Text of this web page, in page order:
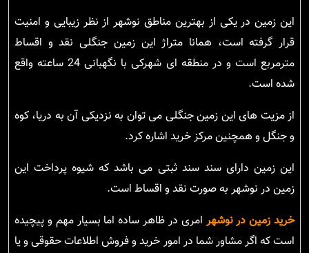
این زمین در یکی از بهترین مناطق نوشهر از نظر زیبایی و امنیت
قرار گرفته است، همانا متراژ این زمین جنگلی نقد و اقساط
مترمربع است و در منطقه ای شهرکی با نگهبانی 24 ساعته واقع
شده است.
از مزیت های این زمین جنگلی می توان به نزدیکی آن به دریا، کوه
و جنگل و همچنین مرکز خرید اشاره کرد.
این زمین دارای سند سند ثبتی می باشد که شیوه پرداخت این
زمین در نوشهر به صورت نقد و اقساط است.
خرید زمین در نوشهر امری در ظاهر ساده اما بسیار مهم و پیچیده
است که اگر مشاور شما در امور خرید و فروش اطلاعات حقوقی و یا